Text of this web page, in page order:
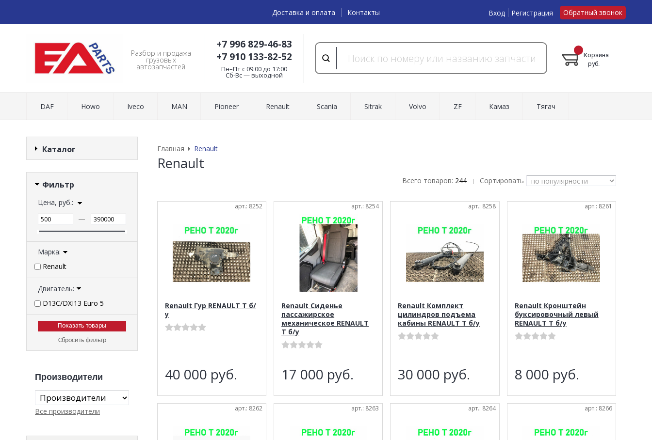
Доставка и оплата Контакты Вход Регистрация Обратный звонок
Разбор и продажа
грузовых
автозапчастей
+7 996 829-46-83
+7 910 133-82-52
Пн–Пт с 09:00 до 17:00
Cб-Вс — выходной
Корзина
руб.
DAF Howo Iveco MAN Pioneer Renault Scania Sitrak Volvo ZF Камаз Тягач
Каталог
Фильтр
Цена, руб.:
—
Марка:
Renault
Двигатель:
D13C/DXI13 Euro 5
Сбросить фильтр
Производители
Все производители
Главная Renault
Renault
Всего товаров: 244 | Сортировать
арт.: 8252
Renault Гур RENAULT T б/
у
40 000 руб.
арт.: 8254
Renault Сиденье
пассажирское
механическое RENAULT
T б/у
17 000 руб.
арт.: 8258
Renault Комплект
цилиндров подъема
кабины RENAULT T б/у
30 000 руб.
арт.: 8261
Renault Кронштейн
буксировочный левый
RENAULT T б/у
8 000 руб.
арт.: 8262 арт.: 8263 арт.: 8264 арт.: 8266